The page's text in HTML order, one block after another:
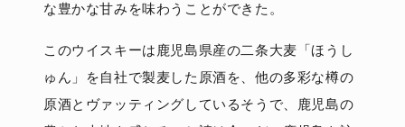
な豊かな甘みを味わうことができた。
このウイスキーは鹿児島県産の二条大麦「ほうし
ゅん」を自社で製麦した原酒を、他の多彩な樽の
原酒とヴァッティングしているそうで、鹿児島の